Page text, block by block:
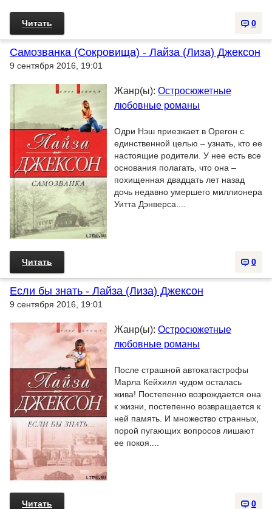
0
Читать
Самозванка (Сокровища) - Лайза (Лиза) Джексон
9 сентября 2016, 19:01
Жанр(ы): Остросюжетные
любовные романы
Одри Нэш приезжает в Орегон с
единственной целью – узнать, кто ее
настоящие родители. У нее есть все
основания полагать, что она –
похищенная двадцать лет назад
дочь недавно умершего миллионера
Уитта Дэнверса....
0
Читать
Если бы знать - Лайза (Лиза) Джексон
9 сентября 2016, 19:01
Жанр(ы): Остросюжетные
любовные романы
После страшной автокатастрофы
Марла Кейхилл чудом осталась
жива! Постепенно возрождается она
к жизни, постепенно возвращается к
ней память. И множество странных,
порой пугающих вопросов лишают
ее покоя....
0
Читать